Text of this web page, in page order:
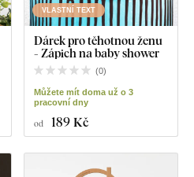
VLASTNÍ TEXT
Dárek pro těhotnou ženu
- Zápich na baby shower
(0)
Můžete mít doma už o 3
pracovní dny
od 189 Kč